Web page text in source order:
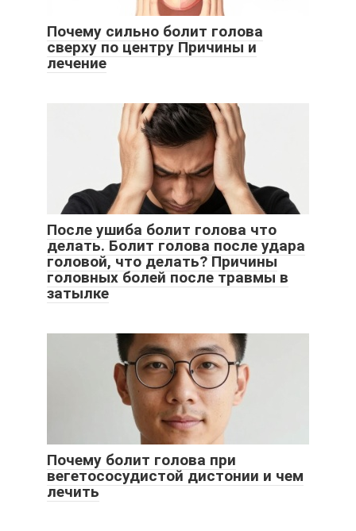
Почему сильно болит голова
сверху по центру Причины и
лечение
После ушиба болит голова что
делать. Болит голова после удара
головой, что делать? Причины
головных болей после травмы в
затылке
Почему болит голова при
вегетососудистой дистонии и чем
лечить